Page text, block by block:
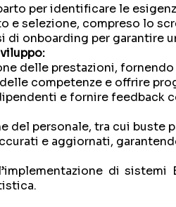
per identificare le
e selezione, compreso lo
di onboarding per garantire
delle prestazioni,
competenze e offrire
e fornire
del personale, tra cui
e aggiornati,
di